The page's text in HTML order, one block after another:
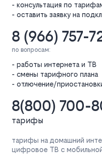
- консультация по
- оставить заявку на
8 (966) 757-
по вопросам:
- работы интернета и ТВ
- смены тарифного плана
- отлючение/
8(800) 700-
тарифы
тарифы на домашний
цифровое ТВ с